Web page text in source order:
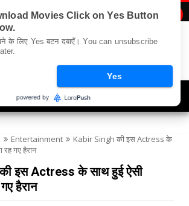
Entertainment
Kabir Singh की इस Actress के
गए हैरान
इस Actress के साथ हुई ऐसी
हैरान
Movies Click on Yes Button
के लिए Yes बटन दबाएँ। You can unsubscribe
Yes